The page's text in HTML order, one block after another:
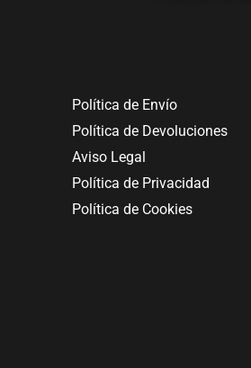
Política de Envío
Política de Devoluciones
Aviso Legal
Política de Privacidad
Política de Cookies